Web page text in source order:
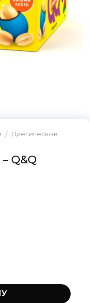
/ Диетическое
Q&Q
Fabriq - Q&Q